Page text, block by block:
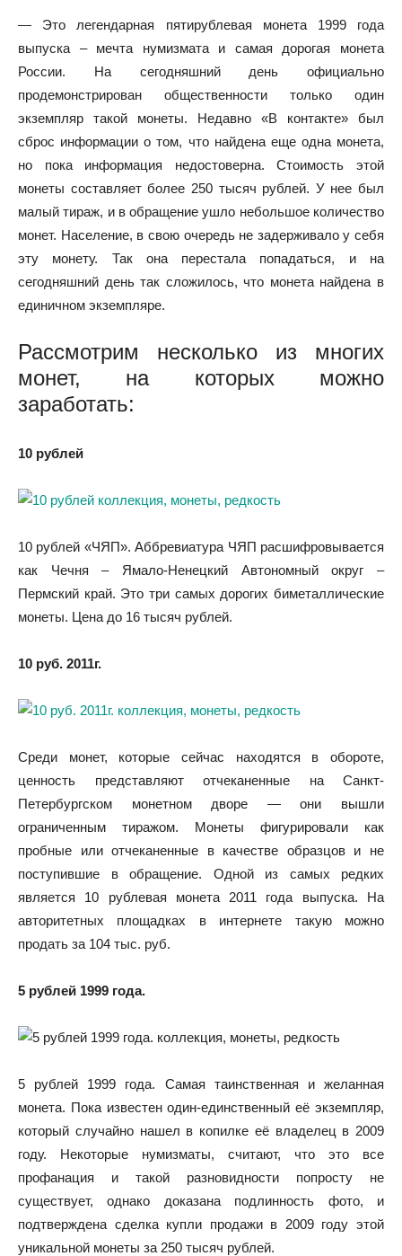
— Это легендарная пятирублевая монета 1999 года
выпуска – мечта нумизмата и самая дорогая монета
России. На сегодняшний день официально
продемонстрирован общественности только один
экземпляр такой монеты. Недавно «В контакте» был
сброс информации о том, что найдена еще одна монета,
но пока информация недостоверна. Стоимость этой
монеты составляет более 250 тысяч рублей. У нее был
малый тираж, и в обращение ушло небольшое количество
монет. Население, в свою очередь не задерживало у себя
эту монету. Так она перестала попадаться, и на
сегодняшний день так сложилось, что монета найдена в
единичном экземпляре.
Рассмотрим несколько из многих
монет, на которых можно
заработать:
10 рублей
10 рублей «ЧЯП». Аббревиатура ЧЯП расшифровывается
как Чечня – Ямало-Ненецкий Автономный округ –
Пермский край. Это три самых дорогих биметаллические
монеты. Цена до 16 тысяч рублей.
10 руб. 2011г.
Среди монет, которые сейчас находятся в обороте,
ценность представляют отчеканенные на Санкт-
Петербургском монетном дворе — они вышли
ограниченным тиражом. Монеты фигурировали как
пробные или отчеканенные в качестве образцов и не
поступившие в обращение. Одной из самых редких
является 10 рублевая монета 2011 года выпуска. На
авторитетных площадках в интернете такую можно
продать за 104 тыс. руб.
5 рублей 1999 года.
5 рублей 1999 года. Самая таинственная и желанная
монета. Пока известен один-единственный её экземпляр,
который случайно нашел в копилке её владелец в 2009
году. Некоторые нумизматы, считают, что это все
профанация и такой разновидности попросту не
существует, однако доказана подлинность фото, и
подтверждена сделка купли продажи в 2009 году этой
уникальной монеты за 250 тысяч рублей.